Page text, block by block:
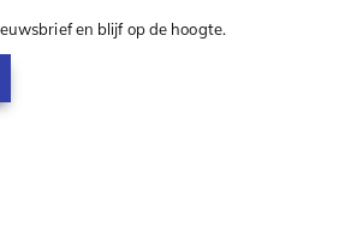
en blijf op de hoogte.